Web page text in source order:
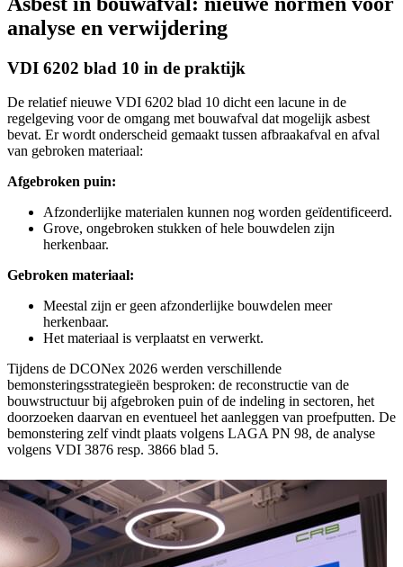
analyse en verwijdering
VDI 6202 blad 10 in de praktijk
De relatief nieuwe VDI 6202 blad 10 dicht een lacune in de
regelgeving voor de omgang met bouwafval dat mogelijk asbest
bevat. Er wordt onderscheid gemaakt tussen afbraakafval en afval
van gebroken materiaal:
Afgebroken puin:
Afzonderlijke materialen kunnen nog worden geïdentificeerd.
Grove, ongebroken stukken of hele bouwdelen zijn
herkenbaar.
Gebroken materiaal:
Meestal zijn er geen afzonderlijke bouwdelen meer
herkenbaar.
Het materiaal is verplaatst en verwerkt.
Tijdens de DCONex 2026 werden verschillende
bemonsteringsstrategieën besproken: de reconstructie van de
bouwstructuur bij afgebroken puin of de indeling in sectoren, het
doorzoeken daarvan en eventueel het aanleggen van proefputten. De
bemonstering zelf vindt plaats volgens LAGA PN 98, de analyse
volgens VDI 3876 resp. 3866 blad 5.